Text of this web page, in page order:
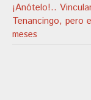
¡Anótelo!..
Tenancingo, pero
meses